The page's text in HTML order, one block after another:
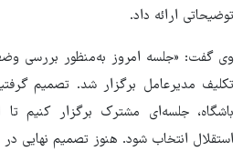
توضیحاتی ارائه داد.
وی گفت: «جلسه امروز به‌منظور بررسی
تکلیف مدیرعامل برگزار شد. تصمیم
باشگاه، جلسه‌ای مشترک برگزار کنیم
استقلال انتخاب شود. هنوز تصمیم نهایی